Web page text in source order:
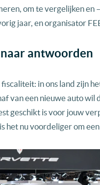
om te vergelijken en
jaar, en organisator
antwoorden
in ons land zijn
van een nieuwe auto
geschikt is voor jouw
het nu voordeliger om